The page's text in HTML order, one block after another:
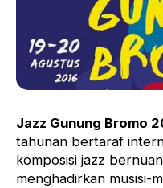
Jazz Gunung Bromo
tahunan bertaraf
komposisi jazz
menghadirkan musisi-